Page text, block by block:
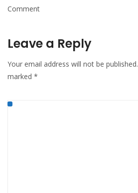
Comment
Leave a Reply
Your email address will not be published.
marked *